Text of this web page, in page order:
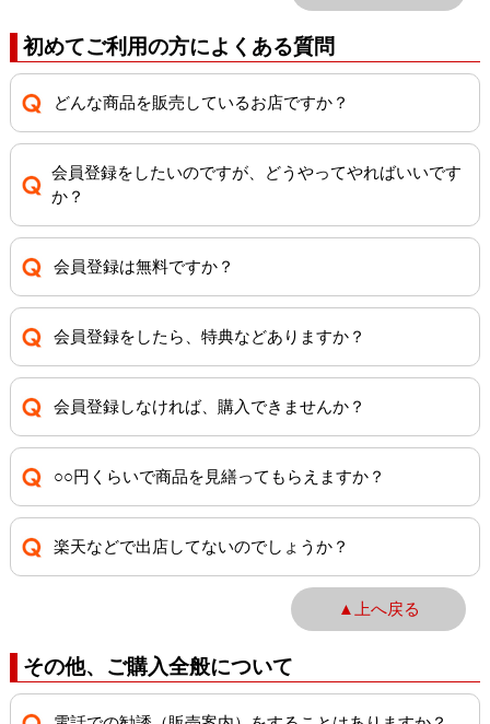
初めてご利用の方によくある質問
どんな商品を販売しているお店ですか？
会員登録をしたいのですが、どうやってやればいいです
か？
会員登録は無料ですか？
会員登録をしたら、特典などありますか？
会員登録しなければ、購入できませんか？
○○円くらいで商品を見繕ってもらえますか？
楽天などで出店してないのでしょうか？
▲上へ戻る
その他、ご購入全般について